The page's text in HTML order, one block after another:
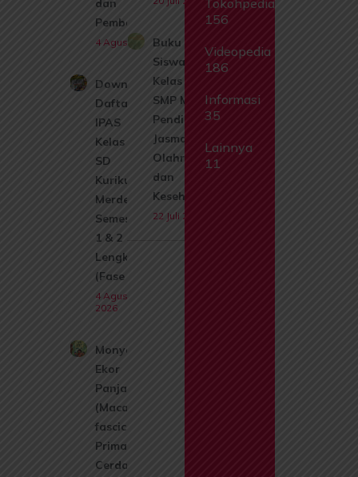
dan
Pembahasan
4 Agustus 2026
Download
Daftar Isi
IPAS
Kelas 1
SD
Kurikulum
Merdeka
Semester
1 & 2
Lengkap
(Fase A)
4 Agustus
2026
Monyet
Ekor
Panjang
(Macaca
fascicularis):
Primata
Cerdas
Buku
Siswa
Kelas 9
SMP MTs
Pendidikan
Jasmani,
Olahraga,
dan
Kesehatan
22 Juli 2026
Tokohpedia
156
Videopedia
186
Informasi
35
Lainnya
11